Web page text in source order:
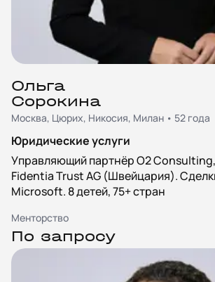
Ольга
Сорокина
Москва, Цюрих, Никосия, Милан • 52 года
Юридические услуги
Управляющий партнёр O2
Fidentia Trust AG (Швейцария).
Microsoft. 8 детей, 75+ стран
Менторство
По запросу